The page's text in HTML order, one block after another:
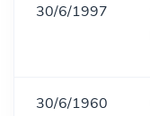
30/6/1997
30/6/1960